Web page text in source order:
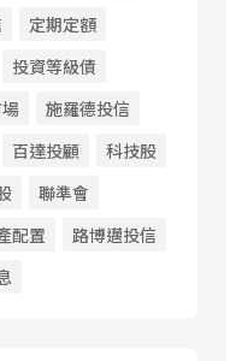
定期定額
投資等級債
施羅德投信
百達投顧
科技股
聯準會
配置
路博邁投信